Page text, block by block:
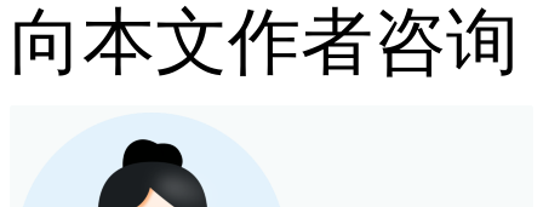
向本文作者咨询